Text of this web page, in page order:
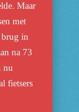
Maar
met
brug in
na 73
nu
fietsers